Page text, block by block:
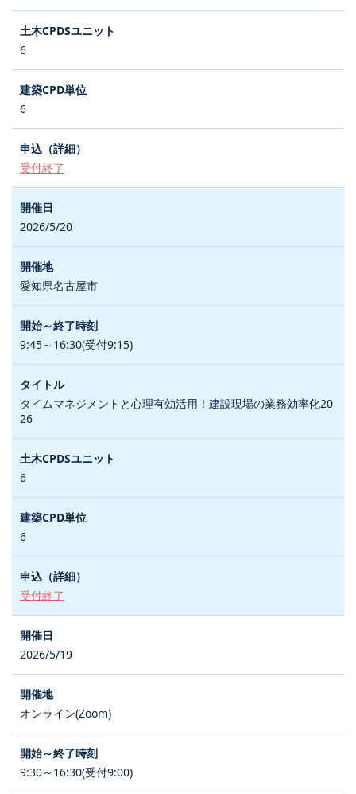
6
6
受付終了
2026/5/20
愛知県名古屋市
9:45～16:30(受付9:15)
タイムマネジメントと心理有効活用！建設現場の業務効率化20
26
6
6
受付終了
2026/5/19
オンライン(Zoom)
9:30～16:30(受付9:00)